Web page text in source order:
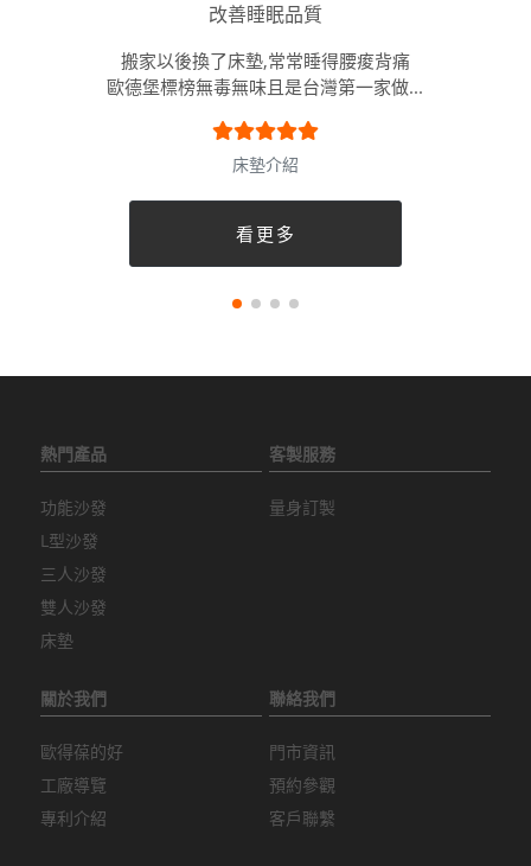
改善睡眠品質
搬家以後換了床墊,常常睡得腰痠背痛
歐德堡標榜無毒無味且是台灣第一家做...
床墊介紹
看更多
熱門產品
功能沙發
L型沙發
三人沙發
雙人沙發
床墊
客製服務
量身訂製
關於我們
歐得葆的好
工廠導覽
專利介紹
聯絡我們
門市資訊
預約參觀
客戶聯繫